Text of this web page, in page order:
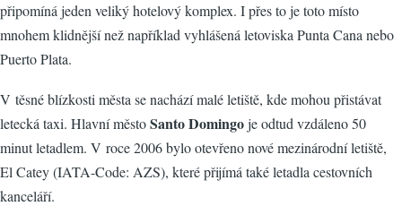
připomíná jeden veliký hotelový komplex. I přes to je toto místo
mnohem klidnější než například vyhlášená letoviska Punta Cana nebo
Puerto Plata.
V těsné blízkosti města se nachází malé letiště, kde mohou přistávat
letecká taxi. Hlavní městoSanto Domingoje odtud vzdáleno 50
minut letadlem. V roce 2006 bylo otevřeno nové mezinárodní letiště,
El Catey (IATA-Code: AZS), které přijímá také letadla cestovních
kanceláří.